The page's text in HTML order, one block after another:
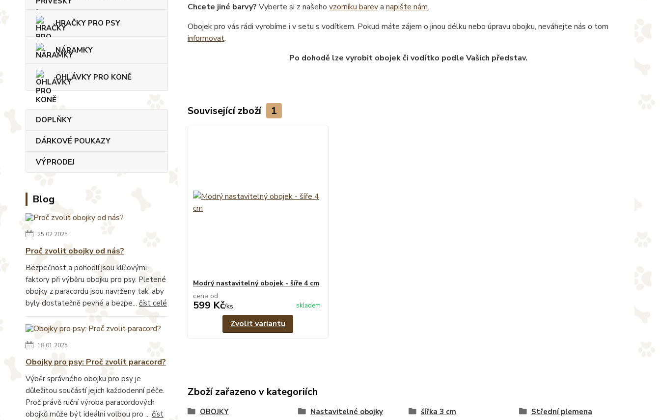
HRAČKY PRO PSY
NÁRAMKY
OHLÁVKY PRO KONĚ
DOPLŇKY
DÁRKOVÉ POUKAZY
VÝPRODEJ
Blog
25.02.2025
Proč zvolit obojky od nás?
Bezpečnost a pohodlí jsou klíčovými
faktory při výběru obojku pro psy. Pletené
obojky z paracordu jsou navrženy tak, aby
byly dostatečně pevné a bezpe... číst celé
18.01.2025
Obojky pro psy: Proč zvolit paracord?
Výběr správného obojku pro psy je
důležitou součástí jejich každodenní péče.
Proč právě ruční výroba paracordových
obojků může být ideální volbou pro ... číst
Chcete jiné barvy? Vyberte si z našeho vzorníku bareva napište nám.
Obojek pro vás rádi vyrobíme i v setu s vodítkem. Pokud máte zájem o jinou délku nebo úpravu obojku, neváhejte nás o tom
informovat.
Po dohodě lze vyrobit obojek či vodítko podle Vašich představ.
Související zboží 1
Modrý nastavitelný obojek - šíře 4 cm
cena od
599 Kč/ks skladem
Zvolit variantu
Zboží zařazeno v kategoriích
OBOJKY Nastavitelné obojky šířka 3 cm
Střední plemena